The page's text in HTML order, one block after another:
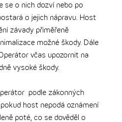
se o nich dozví nebo po
o jejich nápravu. Host
závady přiměřeně
možné škody. Dále
včas upozornit na
vysoké škody.
podle zákonných
host nepodá oznámení
poté, co se dověděl o